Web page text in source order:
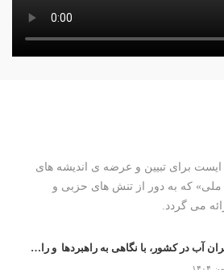
ایست برای تبیین و عرضه ی اندیشه های
ملی» که به دور از تنش های حزبی و
می گردد.
اشاره‌ای به بحران آب در کشور، با نگاهی به راهبردها و راهکارها